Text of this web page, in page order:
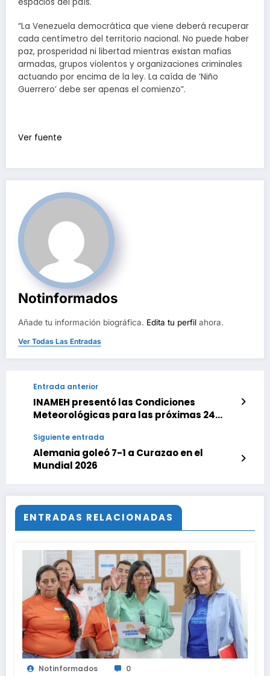
“La Venezuela democrática que viene deberá recuperar
cada centímetro del territorio nacional. No puede haber
paz, prosperidad ni libertad mientras existan mafias
armadas, grupos violentos y organizaciones criminales
actuando por encima de la ley. La caída de ‘Niño
Guerrero’ debe ser apenas el comienzo”.
Ver fuente
Notinformados
Añade tu información biográfica. Edita tu perfil ahora.
Ver Todas Las Entradas
Entrada anterior
INAMEH presentó las Condiciones
Meteorológicas para las próximas 24
Siguiente entrada
Alemania goleó 7-1 a Curazao en el
Mundial 2026
ENTRADAS RELACIONADAS
Notinformados 0